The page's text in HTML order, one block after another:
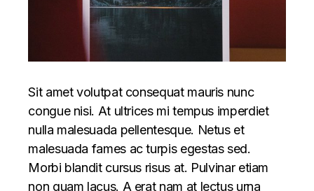
Sit amet volutpat consequat mauris nunc
congue nisi. At ultrices mi tempus imperdiet
nulla malesuada pellentesque. Netus et
malesuada fames ac turpis egestas sed.
Morbi blandit cursus risus at. Pulvinar etiam
non quam lacus. A erat nam at lectus urna